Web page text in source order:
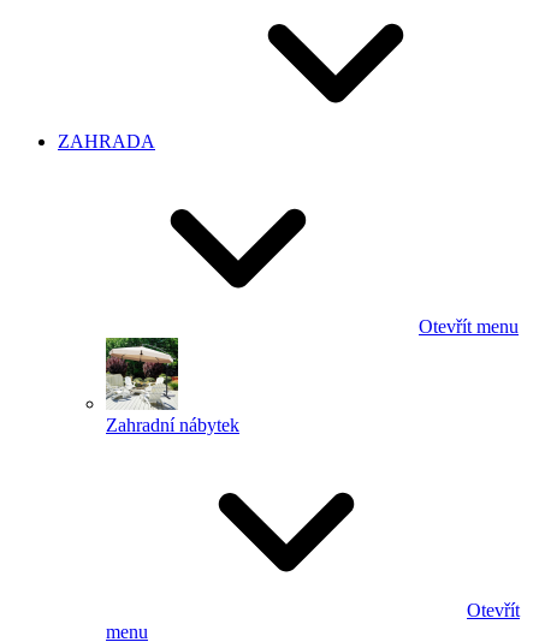
ZAHRADA
Otevřít menu
Zahradní nábytek
Otevřít
menu